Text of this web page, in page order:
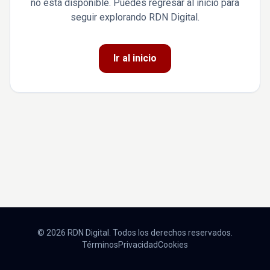
no está disponible. Puedes regresar al inicio para
seguir explorando RDN Digital.
Ir al inicio
© 2026 RDN Digital. Todos los derechos reservados.
TérminosPrivacidadCookies